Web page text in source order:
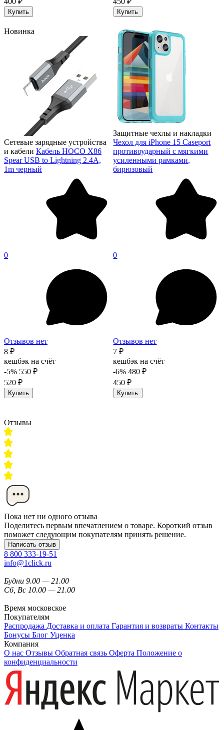
Купить Купить
Новинка
Сетевые зарядные устройства
и кабели Кабель HOCO X86
Spear USB to Lightning 2.4A,
1m черный
0
Отзывов нет
8 ₽
кешбэк на счёт
-5% 550 ₽
520 ₽
Купить
Защитные чехлы и накладки
Чехол для iPhone 15 Caseport
противоударный с мягкими
усиленными рамками,
бирюзовый
0
Отзывов нет
7 ₽
кешбэк на счёт
-6% 480 ₽
450 ₽
Купить
Отзывы
Пока нет ни одного отзыва
Поделитесь первым впечатлением о товаре. Короткий отзыв
поможет следующим покупателям принять решение.
Написать отзыв
8 800 333-19-51
info@1click.ru
Будни 9.00 — 21.00
Сб, Вс 10.00 — 21.00
Время московское
Покупателям
Распродажа Доставка и оплата Гарантия и возвраты Контакты
Бонусы Блог Уценка
Компания
О нас Отзывы Обратная связь Оферта Положение о
конфиденциальности